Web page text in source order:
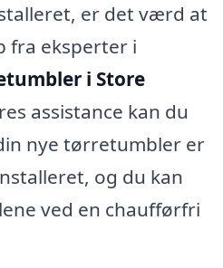
er det værd at
fra eksperter i
i Store
assistance kan du
nye tørretumbler er
og du kan
ved en chaufførfri